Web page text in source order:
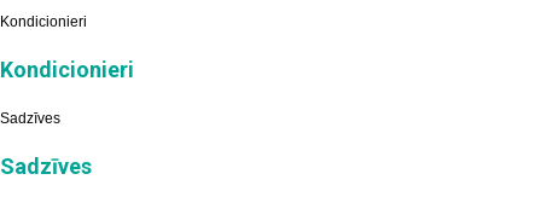
Kondicionieri
Kondicionieri
Sadzīves
Sadzīves